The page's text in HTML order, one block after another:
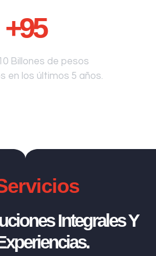
+95
Billones de pesos
en los últimos 5 años.
Integrales Y